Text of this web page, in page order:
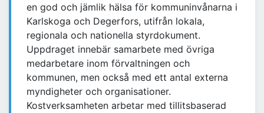
en god och jämlik hälsa för kommuninvånarna i
Karlskoga och Degerfors, utifrån lokala,
regionala och nationella styrdokument.
Uppdraget innebär samarbete med övriga
medarbetare inom förvaltningen och
kommunen, men också med ett antal externa
myndigheter och organisationer.
Kostverksamheten arbetar med tillitsbaserad